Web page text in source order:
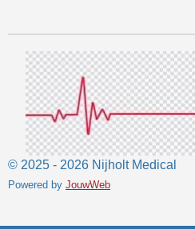
© 2025 - 2026 Nijholt Medical
Powered by JouwWeb